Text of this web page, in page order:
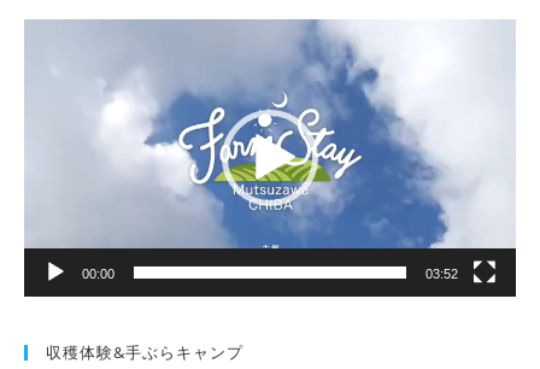
00:00 03:52
収穫体験&手ぶらキャンプ